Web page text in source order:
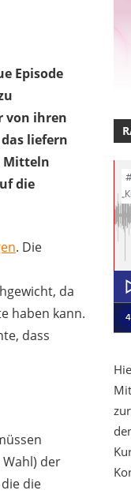
Episode
von ihren
liefern
Mitteln
die
. Die
da
haben kann.
dass
der
die